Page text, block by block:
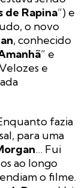
de Rapina“) e
o novo
, conhecido
” e
e
fazia
para uma
… Fui
ao longo
o filme.